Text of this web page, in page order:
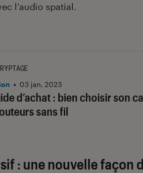
l’audio spatial.
d’achat : bien choisir son
sans fil
• 03 jan. 2023
: une nouvelle façon